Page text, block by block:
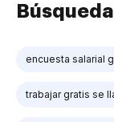
encuesta salarial
trabajar gratis se